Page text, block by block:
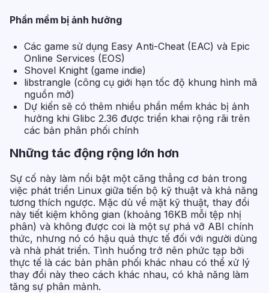
Phần mềm bị ảnh hưởng
Các game sử dụng Easy Anti-Cheat (EAC) và Epic
Online Services (EOS)
Shovel Knight (game indie)
libstrangle (công cụ giới hạn tốc độ khung hình mã
nguồn mở)
Dự kiến sẽ có thêm nhiều phần mềm khác bị ảnh
hưởng khi Glibc 2.36 được triển khai rộng rãi trên
các bản phân phối chính
Những tác động rộng lớn hơn
Sự cố này làm nổi bật một căng thẳng cơ bản trong
việc phát triển Linux giữa tiến bộ kỹ thuật và khả năng
tương thích ngược. Mặc dù về mặt kỹ thuật, thay đổi
này tiết kiệm không gian (khoảng 16KB mỗi tệp nhị
phân) và không được coi là một sự phá vỡ ABI chính
thức, nhưng nó có hậu quả thực tế đối với người dùng
và nhà phát triển. Tình huống trở nên phức tạp bởi
thực tế là các bản phân phối khác nhau có thể xử lý
thay đổi này theo cách khác nhau, có khả năng làm
tăng sự phân mảnh.